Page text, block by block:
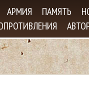
АРМИЯ ПАМЯТЬ